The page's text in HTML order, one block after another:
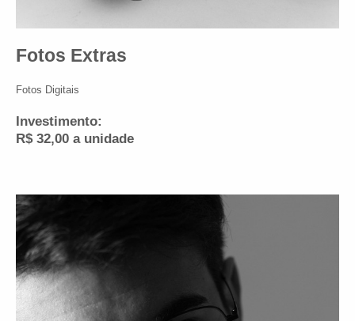
Fotos Extras
Fotos Digitais
Investimento:
R$ 32,00 a unidade